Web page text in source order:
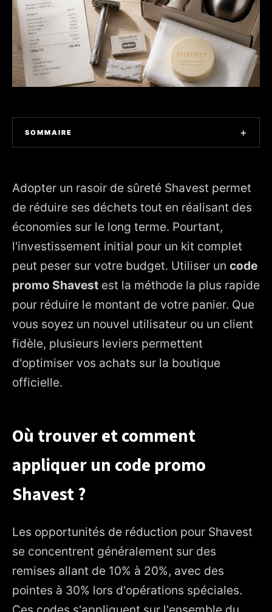
SOMMAIRE +
2. Le parrainage : un levier pour votre consommation
3. Maximiser ses économies sans code promo
fonctionnent-ils pas ?
Adopter un rasoir de sûreté Shavest permet
de réduire ses déchets tout en réalisant des
économies sur le long terme. Pourtant,
l'investissement initial pour un kit complet
peut peser sur votre budget. Utiliser un code
promo Shavest est la méthode la plus rapide
pour réduire le montant de votre panier. Que
vous soyez un nouvel utilisateur ou un client
fidèle, plusieurs leviers permettent
d'optimiser vos achats sur la boutique
officielle.
Où trouver et comment
appliquer un code promo
Shavest ?
Les opportunités de réduction pour Shavest
se concentrent généralement sur des
remises allant de 10% à 20%, avec des
pointes à 30% lors d'opérations spéciales.